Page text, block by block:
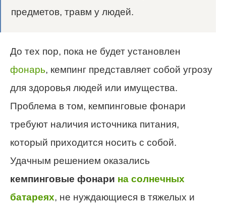
предметов, травм у людей.
До тех пор, пока не будет установлен
фонарь, кемпинг представляет собой угрозу
для здоровья людей или имущества.
Проблема в том, кемпинговые фонари
требуют наличия источника питания,
который приходится носить с собой.
Удачным решением оказались
кемпинговые фонари на солнечных
батареях, не нуждающиеся в тяжелых и